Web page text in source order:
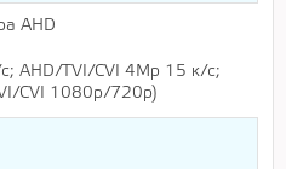
AHD
AHD/TVI/CVI 4Мр 15 к/c;
CVI 1080р/720р)